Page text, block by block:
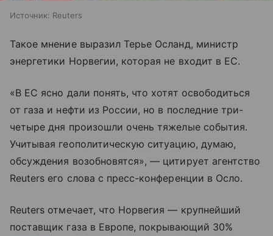
Источник: Reuters
Такое мнение выразил Терье Осланд, министр
энергетики Норвегии, которая не входит в ЕС.
«В ЕС ясно дали понять, что хотят освободиться
от газа и нефти из России, но в последние три-
четыре дня произошли очень тяжелые события.
Учитывая геополитическую ситуацию, думаю,
обсуждения возобновятся», — цитирует агентство
Reuters его слова с пресс-конференции в Осло.
Reuters отмечает, что Норвегия — крупнейший
поставщик газа в Европе, покрывающий 30%